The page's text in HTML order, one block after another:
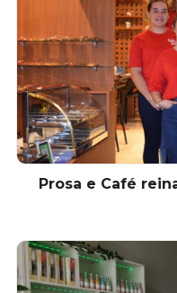
Prosa e Café